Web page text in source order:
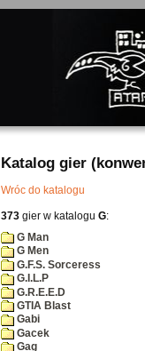
Katalog gier
Wróc do katalogu
373 gier w katalogu G:
G Man
G Men
G.F.S. Sorceress
G.I.L.P
G.R.E.E.D
GTIA Blast
Gabi
Gacek
Gag